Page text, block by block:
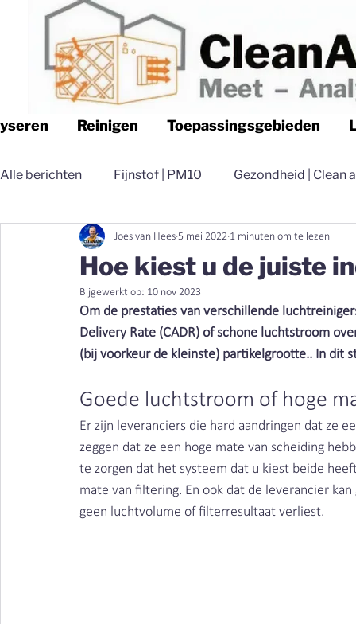
Reinigen Toepassingsgebieden
Alle berichten Fijnstof | PM10 Gezondheid | Clean
Logistiek | Clean air Nederland Luchtfilteren |
Magazijn | Clean air Nederland Distributie | Clean
Vieze producten | Clean air Stofbindende zeep
Metaalbewerking | Clean air lasrook | Clean Air
Schimmels | Clean Air Nederland Bacteriën |
Hoe kiest u de juiste
Joes van Hees 5 mei 2022 1 minuten om te lezen
Bijgewerkt op: 10 nov 2023
Om de prestaties van verschillende
Delivery Rate (CADR) of schone luchtstroom
(bij voorkeur de kleinste) partikelgrootte.. In dit
Goede luchtstroom of hoge
Er zijn leveranciers die hard aandringen dat ze
zeggen dat ze een hoge mate van scheiding
te zorgen dat het systeem dat u kiest beide
mate van filtering. En ook dat de leverancier
geen luchtvolume of filterresultaat verliest.